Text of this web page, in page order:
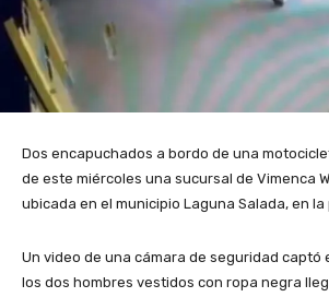
Dos encapuchados a bordo de una
de este miércoles una sucursal de Vimenca
ubicada en el municipio Laguna Salada, en la
Un video de una cámara de seguridad captó
los dos hombres vestidos con ropa negra